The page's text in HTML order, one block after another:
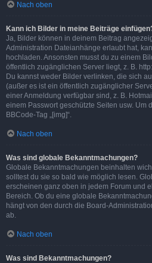
Nach oben
Kann ich Bilder in meine Beiträge
Ja, Bilder können in deinem Beitrag
Administration Dateianhänge erlaubt hat,
hochladen. Ansonsten musst du zu einem
öffentlich zugänglichen Server liegt, z. B.
Du kannst weder Bilder verlinken, die sich
(außer es ist ein öffentlich zugänglicher
einer Anmeldung verfügbar sind, z. B.
einem Passwort geschützte Seiten usw. Um
BBCode-Tag „[img]“.
Nach oben
Was sind globale Bekanntmachungen?
Globale Bekanntmachungen beinhalten
solltest du sie so bald wie möglich lesen.
erscheinen ganz oben in jedem Forum und
Bereich. Ob du eine globale
hängt von den durch die Board-
ab.
Nach oben
Was sind Bekanntmachungen?